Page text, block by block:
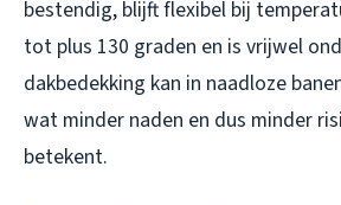
bestendig, blijft flexibel bij
tot plus 130 graden en is vrijwel
dakbedekking kan in naadloze
wat minder naden en dus minder
betekent.